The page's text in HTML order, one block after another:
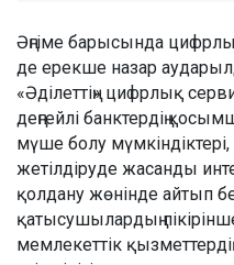
Әңгіме барысында
де ерекше назар
«Әділеттің» цифрлық
деңгейлі банктердің
мүше болу
жетілдіруде жасанды
қолдану жөнінде айтып
қатысушылардың
мемлекеттік